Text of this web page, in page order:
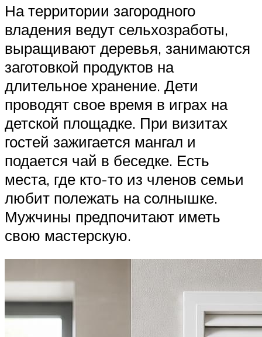
На территории загородного
владения ведут сельхозработы,
выращивают деревья, занимаются
заготовкой продуктов на
длительное хранение. Дети
проводят свое время в играх на
детской площадке. При визитах
гостей зажигается мангал и
подается чай в беседке. Есть
места, где кто-то из членов семьи
любит полежать на солнышке.
Мужчины предпочитают иметь
свою мастерскую.